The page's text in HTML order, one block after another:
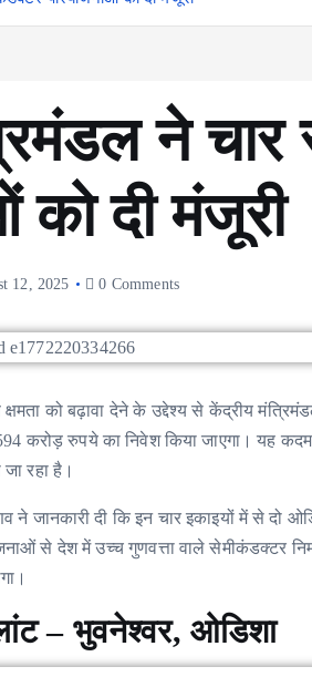
ने
को दी मंजूरी
12, 2025 0 Comments
क्षमता को बढ़ावा देने के उद्देश्य से केंद्रीय
करोड़ रुपये का निवेश किया जाएगा। यह
रहा है।
ने जानकारी दी कि इन चार इकाइयों में से
से देश में उच्च गुणवत्ता वाले सेमीकंडक्टर
– भुवनेश्वर, ओडिशा